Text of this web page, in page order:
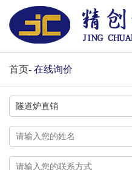
首页- 在线询价